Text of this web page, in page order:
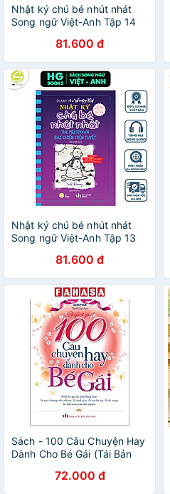
Nhật ký chú bé nhút nhát
Song ngữ Việt-Anh Tập 14
81.600 đ
Nhật ký chú bé nhút nhát
Song ngữ Việt-Anh Tập 13
81.600 đ
Sách - 100 Câu Chuyện Hay
Dành Cho Bé Gái (Tái Bản
72.000 đ